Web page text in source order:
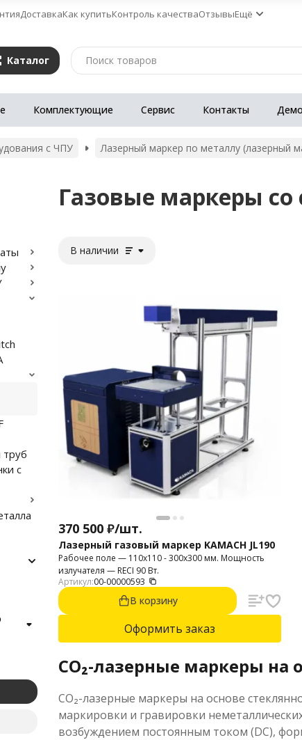
ДоставкаКак купитьКонтроль качестваОтзывыЕщё
Каталог
Комплектующие Сервис Контакты
с ЧПУ Лазерный маркер по металлу (лазерный
Газовые маркеры
В наличии
370 500 ₽/шт.
Лазерный газовый маркер KAMACH JL190
Рабочее поле — 110х110 - 300x300 мм. Мощность
излучателя — RECI 90 Вт.
Артикул:00-00000593
В корзину
Оформить заказ
CO₂-лазерные маркеры на
CO₂-лазерные маркеры на основе
маркировки и гравировки
возбуждением постоянным током (DC),
труб
с